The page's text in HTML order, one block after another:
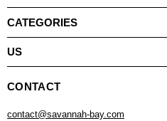
CATEGORIES
US
CONTACT
contact@savannah-bay.com